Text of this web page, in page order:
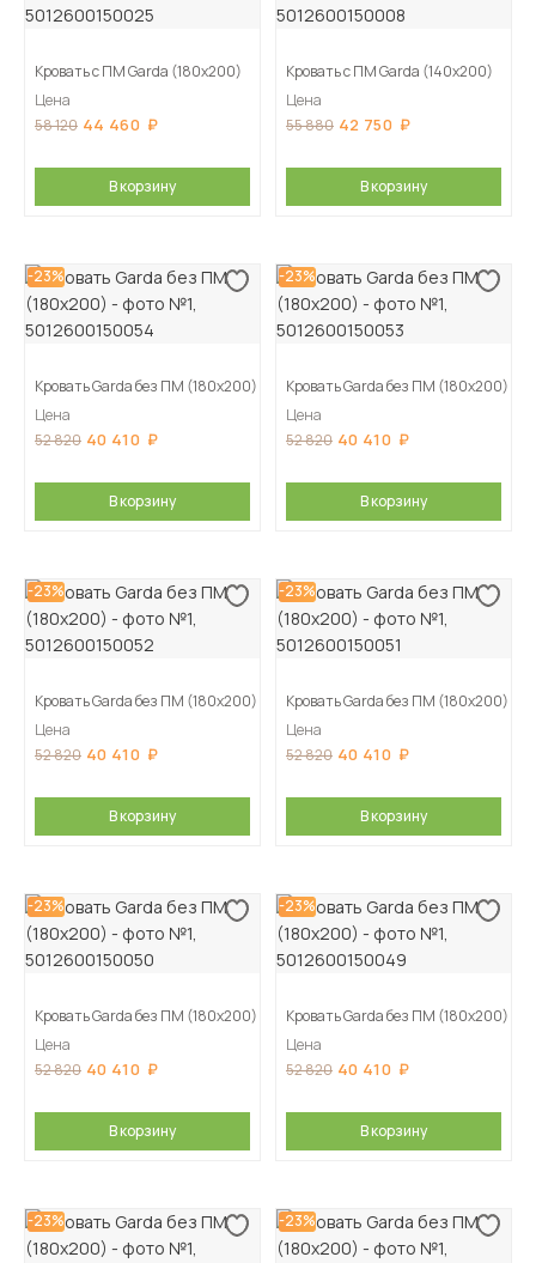
Кровать с ПМ Garda (180х200)
Цена
58 120 44 460
В корзину
Кровать с ПМ Garda (140х200)
Цена
55 880 42 750
В корзину
-23%
Кровать Garda без ПМ (180х200)
Цена
52 820 40 410
В корзину
-23%
Кровать Garda без ПМ (180х200)
Цена
52 820 40 410
В корзину
-23%
Кровать Garda без ПМ (180х200)
Цена
52 820 40 410
В корзину
-23%
Кровать Garda без ПМ (180х200)
Цена
52 820 40 410
В корзину
-23%
Кровать Garda без ПМ (180х200)
Цена
52 820 40 410
В корзину
-23%
Кровать Garda без ПМ (180х200)
Цена
52 820 40 410
В корзину
-23% -23%